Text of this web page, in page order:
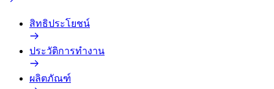
สิทธิประโยชน์
ประวัติการทำงาน
ผลิตภัณฑ์